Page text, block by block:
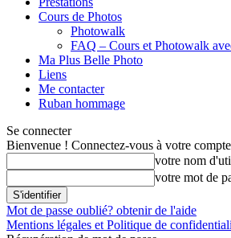
Cours de Photos
Photowalk
FAQ – Cours et Photowalk
Ma Plus Belle Photo
Liens
Me contacter
Ruban hommage
Se connecter
Bienvenue ! Connectez-vous à votre compte
votre nom
votre mot de
Mot de passe oublié? obtenir de l'aide
Mentions légales et Politique de